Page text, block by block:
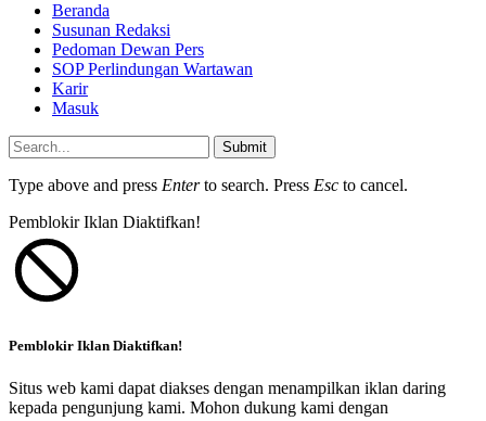
Beranda
Susunan Redaksi
Pedoman Dewan Pers
SOP Perlindungan Wartawan
Karir
Masuk
Submit
Type above and press Enterto search. Press Esc to cancel.
Pemblokir Iklan Diaktifkan!
Pemblokir Iklan Diaktifkan!
Situs web kami dapat diakses dengan menampilkan iklan daring
kepada pengunjung kami. Mohon dukung kami dengan